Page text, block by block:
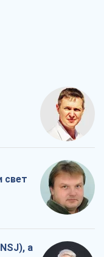
свет
а